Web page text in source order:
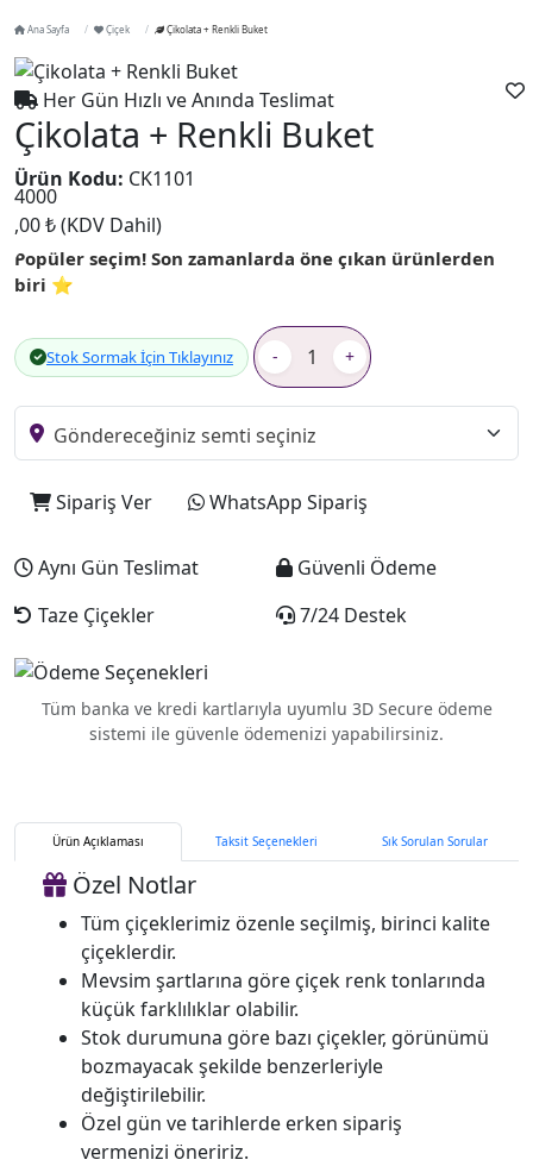
Ana Sayfa Çiçek Çikolata + Renkli Buket
Her Gün Hızlı ve Anında Teslimat
Çikolata + Renkli Buket
Ürün Kodu: CK1101
4000
,00 ₺(KDV Dahil)
Popüler seçim! Son zamanlarda öne çıkan ürünlerden
biri ⭐
Stok Sormak İçin Tıklayınız - +
Sipariş Ver WhatsApp Sipariş
Aynı Gün Teslimat
Güvenli Ödeme
Taze Çiçekler
7/24 Destek
Tüm banka ve kredi kartlarıyla uyumlu 3D Secure ödeme
sistemi ile güvenle ödemenizi yapabilirsiniz.
Ürün Açıklaması Taksit Seçenekleri Sık Sorulan Sorular
Özel Notlar
Tüm çiçeklerimiz özenle seçilmiş, birinci kalite
çiçeklerdir.
Mevsim şartlarına göre çiçek renk tonlarında
küçük farklılıklar olabilir.
Stok durumuna göre bazı çiçekler, görünümü
bozmayacak şekilde benzerleriyle
değiştirilebilir.
Özel gün ve tarihlerde erken sipariş
vermenizi öneririz.